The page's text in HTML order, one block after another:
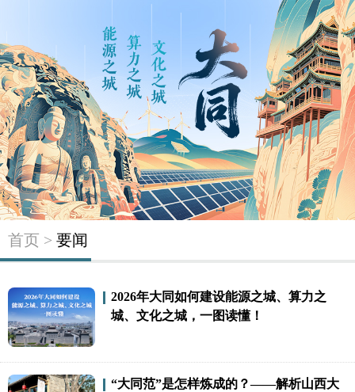
首页 > 要闻
2026年大同如何建设能源之城、算力之
城、文化之城，一图读懂！
“大同范”是怎样炼成的？——解析山西大